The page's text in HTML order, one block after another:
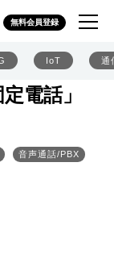
無料会員登録
IoT 通
電話」
音声通話/PBX